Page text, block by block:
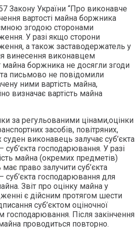
Закону України “Про виконавче
вартості майна боржника
згодою сторонами
У разі якщо сторони
а також заставодержатель у
винесення виконавцем
боржника не досягли згоди
письмово не повідомили
ними вартість майна,
визначає вартість майна
за регульованими цінами,оцінки
засобів, повітряних,
виконавець залучає суб’єкта
суб’єкта господарювання. У разі
майна (окремих предметів)
право залучити суб’єкта
суб’єкта господарювання для
Звіт про оцінку майна у
є дійсним протягом шести
суб’єктом оціночної
господарювання. Після закінчення
проводиться повторно.